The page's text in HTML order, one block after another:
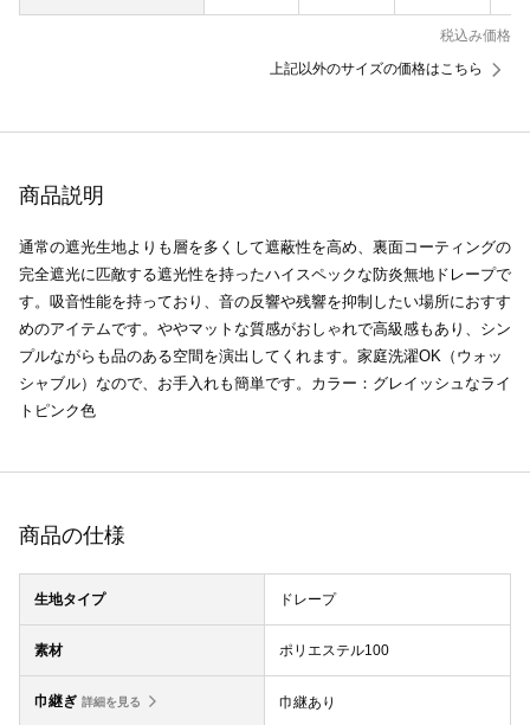
税込み価格
上記以外のサイズの価格はこちら
商品説明
通常の遮光生地よりも層を多くして遮蔽性を高め、裏面コーティングの
完全遮光に匹敵する遮光性を持ったハイスペックな防炎無地ドレープで
す。吸音性能を持っており、音の反響や残響を抑制したい場所におすす
めのアイテムです。ややマットな質感がおしゃれで高級感もあり、シン
プルながらも品のある空間を演出してくれます。家庭洗濯OK（ウォッ
シャブル）なので、お手入れも簡単です。カラー：グレイッシュなライ
トピンク色
商品の仕様
生地タイプ ドレープ
素材 ポリエステル100
巾継ぎ 詳細を見る 巾継あり